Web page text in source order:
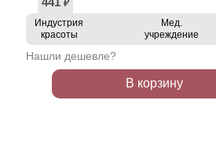
₽
Индустрия
красоты
Мед.
учреждение
Нашли дешевле?
В корзину